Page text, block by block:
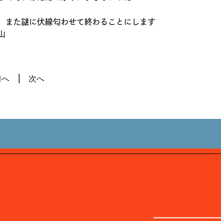
また謎に伏線匂わせて終わることにします
次へ